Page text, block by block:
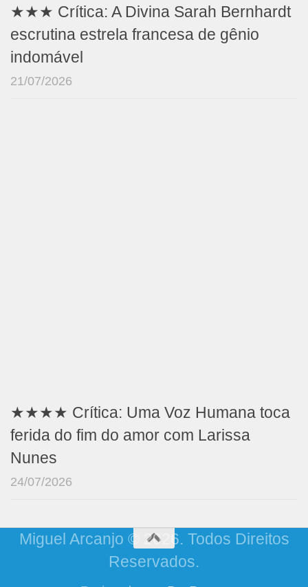
★★★ Crítica: A Divina Sarah Bernhardt
escrutina estrela francesa de gênio
indomável
21/07/2026
★★★★ Crítica: Uma Voz Humana toca
ferida do fim do amor com Larissa
Nunes
24/07/2026
Miguel Arcanjo © 2026. Todos Direitos
Reservados.